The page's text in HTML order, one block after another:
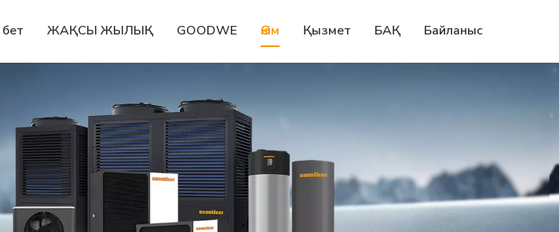
ЖАҚСЫ ЖЫЛЫҚ GOODWE Өнім Қызмет БАҚ Байланыс